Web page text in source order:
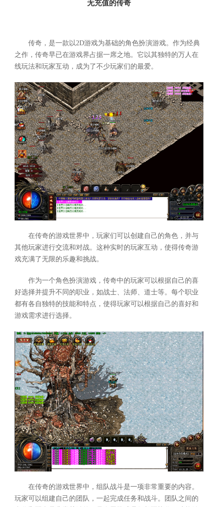
无充值的传奇
传奇，是一款以2D游戏为基础的角色扮演游戏。作为经典
之作，传奇早已在游戏界占据一席之地。它以其独特的万人在
线玩法和玩家互动，成为了不少玩家们的最爱。
在传奇的游戏世界中，玩家们可以创建自己的角色，并与
其他玩家进行交流和对战。这种实时的玩家互动，使得传奇游
戏充满了无限的乐趣和挑战。
作为一个角色扮演游戏，传奇中的玩家可以根据自己的喜
好选择并提升不同的职业，如战士、法师、道士等。每个职业
都有各自独特的技能和特点，使得玩家可以根据自己的喜好和
游戏需求进行选择。
在传奇的游戏世界中，组队战斗是一项非常重要的内容。
玩家可以组建自己的团队，一起完成任务和战斗。团队之间的